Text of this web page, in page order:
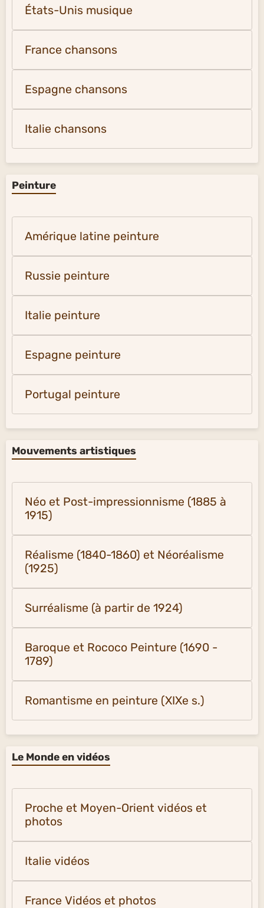
États-Unis musique
France chansons
Espagne chansons
Italie chansons
Peinture
Amérique latine peinture
Russie peinture
Italie peinture
Espagne peinture
Portugal peinture
Mouvements artistiques
Néo et Post-impressionnisme (1885 à
1915)
Réalisme (1840-1860) et Néoréalisme
(1925)
Surréalisme (à partir de 1924)
Baroque et Rococo Peinture (1690 -
1789)
Romantisme en peinture (XIXe s.)
Le Monde en vidéos
Proche et Moyen-Orient vidéos et
photos
Italie vidéos
France Vidéos et photos